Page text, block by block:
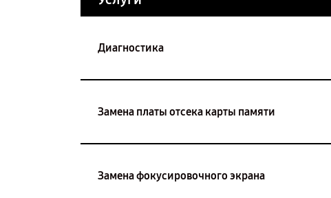
Диагностика
Замена платы отсека карты памяти
Замена фокусировочного экрана